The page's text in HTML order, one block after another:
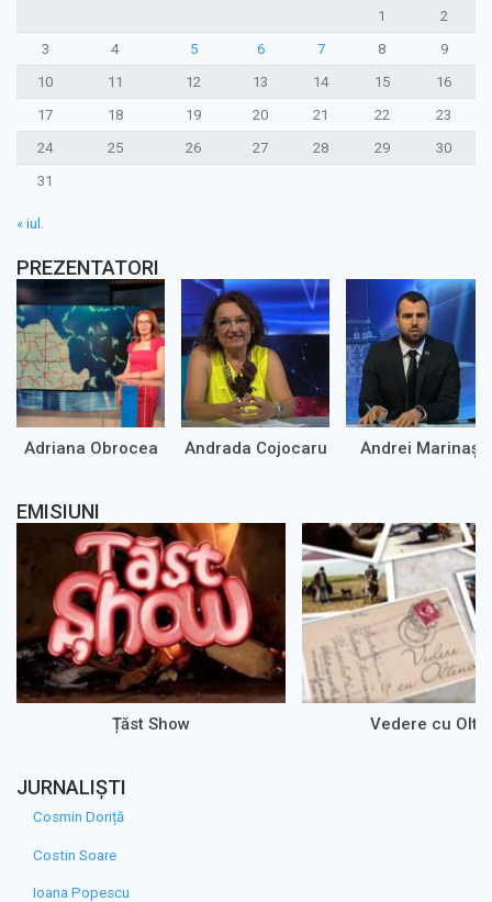
1
2
3
4 5 6 7 8
9
10
11 12 13 14 15
16
17
18 19 20 21 22
23
24
25 26 27 28 29
30
31
« iul.
PREZENTATORI
Adriana Obrocea Andrada Cojocaru Andrei Marinaș
EMISIUNI
Țăst Show Vedere cu
JURNALIȘTI
Cosmin Doriță
Costin Soare
Ioana Popescu